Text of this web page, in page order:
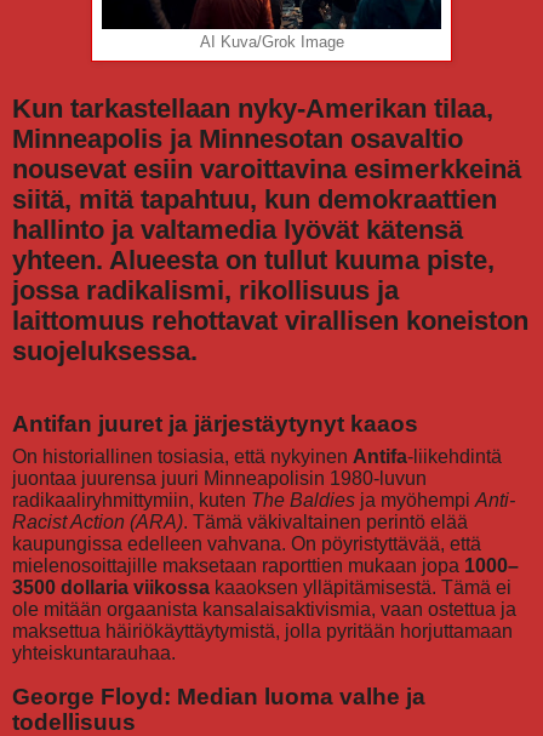
AI Kuva/Grok Image
Kun tarkastellaan nyky-Amerikan tilaa,
Minneapolis ja Minnesotan osavaltio
nousevat esiin varoittavina esimerkkeinä
siitä, mitä tapahtuu, kun demokraattien
hallinto ja valtamedia lyövät kätensä
yhteen. Alueesta on tullut kuuma piste,
jossa radikalismi, rikollisuus ja
laittomuus rehottavat virallisen koneiston
suojeluksessa.
Antifan juuret ja järjestäytynyt kaaos
On historiallinen tosiasia, että nykyinen Antifa-liikehdintä
juontaa juurensa juuri Minneapolisin 1980-luvun
radikaaliryhmittymiin, kuten The Baldies ja myöhempi Anti-
Racist Action (ARA). Tämä väkivaltainen perintö elää
kaupungissa edelleen vahvana. On pöyristyttävää, että
mielenosoittajille maksetaan raporttien mukaan jopa 1000–
3500 dollaria viikossa kaaoksen ylläpitämisestä. Tämä ei
ole mitään orgaanista kansalaisaktivismia, vaan ostettua ja
maksettua häiriökäyttäytymistä, jolla pyritään horjuttamaan
yhteiskuntarauhaa.
George Floyd: Median luoma valhe ja
todellisuus